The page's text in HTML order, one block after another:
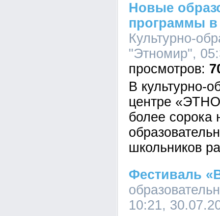
Новые
программы
Культурно-
"Этномир",
В культурно-
центре
более сорока
школьников
Фестиваль
10:21,